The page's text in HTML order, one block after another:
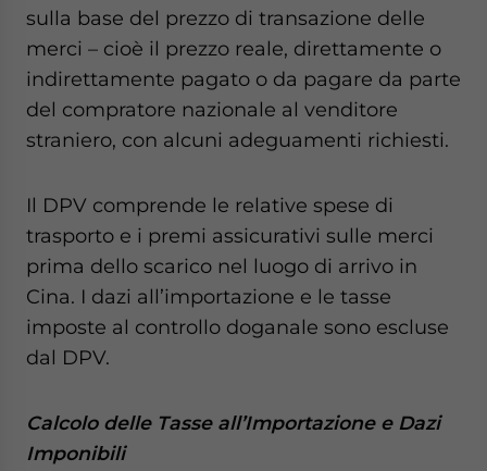
sulla base del prezzo di transazione delle
merci – cioè il prezzo reale, direttamente o
indirettamente pagato o da pagare da parte
del compratore nazionale al venditore
straniero, con alcuni adeguamenti richiesti.
Il DPV comprende le relative spese di
trasporto e i premi assicurativi sulle merci
prima dello scarico nel luogo di arrivo in
Cina. I dazi all’importazione e le tasse
imposte al controllo doganale sono escluse
dal DPV.
Calcolo delle Tasse all’Importazione e Dazi
Imponibili